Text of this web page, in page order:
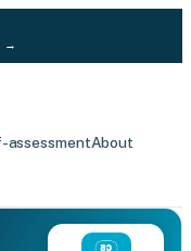
→
assessmentAbout